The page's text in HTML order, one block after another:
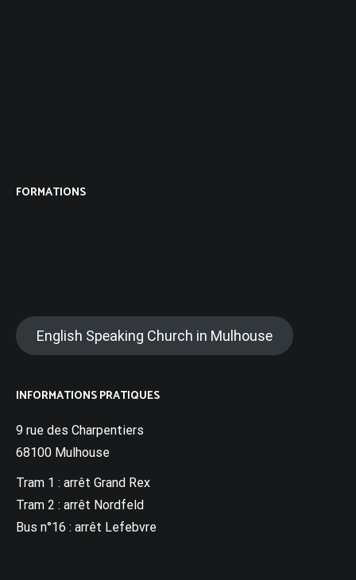
FORMATIONS
English Speaking Church in Mulhouse
INFORMATIONS PRATIQUES
9 rue des Charpentiers
68100 Mulhouse
Tram 1 : arrêt Grand Rex
Tram 2 : arrêt Nordfeld
Bus n°16 : arrêt Lefebvre